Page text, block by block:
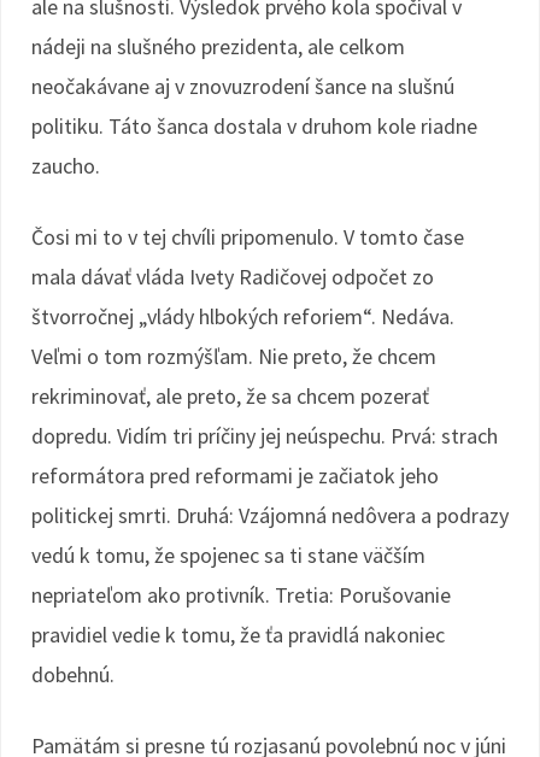
ale na slušnosti. Výsledok prvého kola spočíval v
nádeji na slušného prezidenta, ale celkom
neočakávane aj v znovuzrodení šance na slušnú
politiku. Táto šanca dostala v druhom kole riadne
zaucho.
Čosi mi to v tej chvíli pripomenulo. V tomto čase
mala dávať vláda Ivety Radičovej odpočet zo
štvorročnej „vlády hlbokých reforiem“. Nedáva.
Veľmi o tom rozmýšľam. Nie preto, že chcem
rekriminovať, ale preto, že sa chcem pozerať
dopredu. Vidím tri príčiny jej neúspechu. Prvá: strach
reformátora pred reformami je začiatok jeho
politickej smrti. Druhá: Vzájomná nedôvera a podrazy
vedú k tomu, že spojenec sa ti stane väčším
nepriateľom ako protivník. Tretia: Porušovanie
pravidiel vedie k tomu, že ťa pravidlá nakoniec
dobehnú.
Pamätám si presne tú rozjasanú povolebnú noc v júni